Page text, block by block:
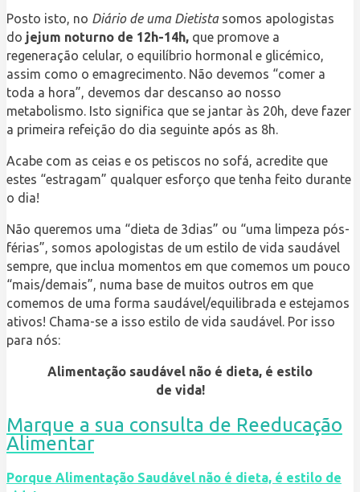
Posto isto, no Diário de uma Dietistasomos apologistas
do jejum noturno de 12h-14h, que promove a
regeneração celular, o equilíbrio hormonal e glicémico,
assim como o emagrecimento. Não devemos “comer a
toda a hora”, devemos dar descanso ao nosso
metabolismo. Isto significa que se jantar às 20h, deve fazer
a primeira refeição do dia seguinte após as 8h.
Acabe com as ceias e os petiscos no sofá, acredite que
estes “estragam” qualquer esforço que tenha feito durante
o dia!
Não queremos uma “dieta de 3dias” ou “uma limpeza pós-
férias”, somos apologistas de um estilo de vida saudável
sempre, que inclua momentos em que comemos um pouco
“mais/demais”, numa base de muitos outros em que
comemos de uma forma saudável/equilibrada e estejamos
ativos! Chama-se a isso estilo de vida saudável. Por isso
para nós:
Alimentação saudável não é dieta, é estilo
de vida!
Marque a sua consulta de Reeducação
Alimentar
Porque Alimentação Saudável não é dieta, é estilo de